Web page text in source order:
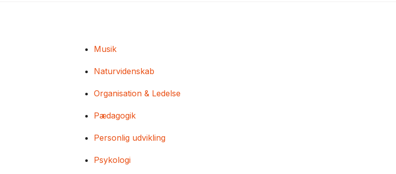
Musik
Naturvidenskab
Organisation & Ledelse
Pædagogik
Personlig udvikling
Psykologi